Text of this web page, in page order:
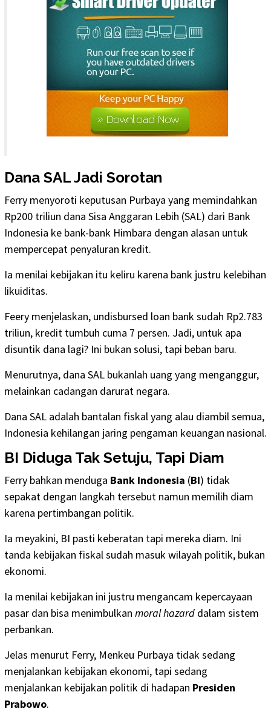
Dana SAL Jadi Sorotan
Ferry menyoroti keputusan Purbaya yang memindahkan
Rp200 triliun dana Sisa Anggaran Lebih (SAL) dari Bank
Indonesia ke bank-bank Himbara dengan alasan untuk
mempercepat penyaluran kredit.
Ia menilai kebijakan itu keliru karena bank justru kelebihan
likuiditas.
Feery menjelaskan, undisbursed loan bank sudah Rp2.783
triliun, kredit tumbuh cuma 7 persen. Jadi, untuk apa
disuntik dana lagi? Ini bukan solusi, tapi beban baru.
Menurutnya, dana SAL bukanlah uang yang menganggur,
melainkan cadangan darurat negara.
Dana SAL adalah bantalan fiskal yang alau diambil semua,
Indonesia kehilangan jaring pengaman keuangan nasional.
BI Diduga Tak Setuju, Tapi Diam
Ferry bahkan menduga Bank Indonesia (BI) tidak
sepakat dengan langkah tersebut namun memilih diam
karena pertimbangan politik.
Ia meyakini, BI pasti keberatan tapi mereka diam. Ini
tanda kebijakan fiskal sudah masuk wilayah politik, bukan
ekonomi.
Ia menilai kebijakan ini justru mengancam kepercayaan
pasar dan bisa menimbulkan moral hazard dalam sistem
perbankan.
Jelas menurut Ferry, Menkeu Purbaya tidak sedang
menjalankan kebijakan ekonomi, tapi sedang
menjalankan kebijakan politik di hadapan Presiden
Prabowo.